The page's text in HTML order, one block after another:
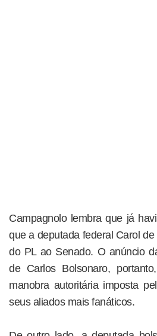
Campagnolo lembra que já
que a deputada federal Carol
do PL ao Senado. O anúncio
de Carlos Bolsonaro,
manobra autoritária imposta
seus aliados mais fanáticos.